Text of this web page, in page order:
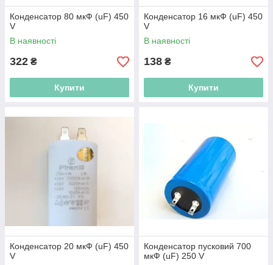
Конденсатор 80 мкФ (uF) 450
V
В наявності
322 ₴
Купити
Конденсатор 16 мкФ (uF) 450
V
В наявності
138 ₴
Купити
Конденсатор 20 мкФ (uF) 450
V
Конденсатор пусковий 700
мкФ (uF) 250 V